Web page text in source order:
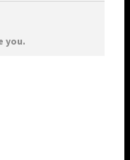
you.